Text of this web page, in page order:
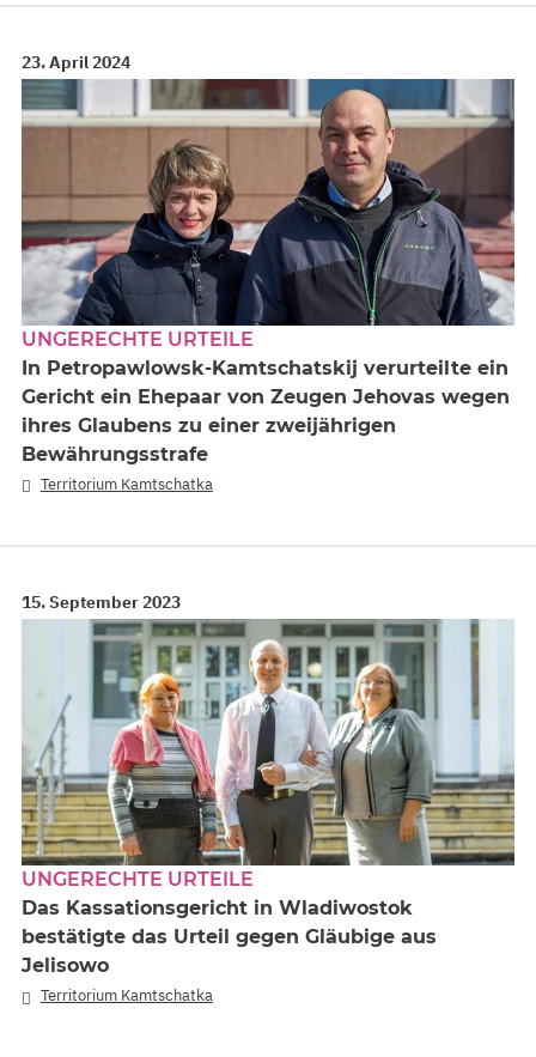
23. April 2024
UNGERECHTE URTEILE
In Petropawlowsk-Kamtschatskij verurteilte ein
Gericht ein Ehepaar von Zeugen Jehovas wegen
ihres Glaubens zu einer zweijährigen
Bewährungsstrafe
Territorium Kamtschatka
15. September 2023
UNGERECHTE URTEILE
Das Kassationsgericht in Wladiwostok
bestätigte das Urteil gegen Gläubige aus
Jelisowo
Territorium Kamtschatka